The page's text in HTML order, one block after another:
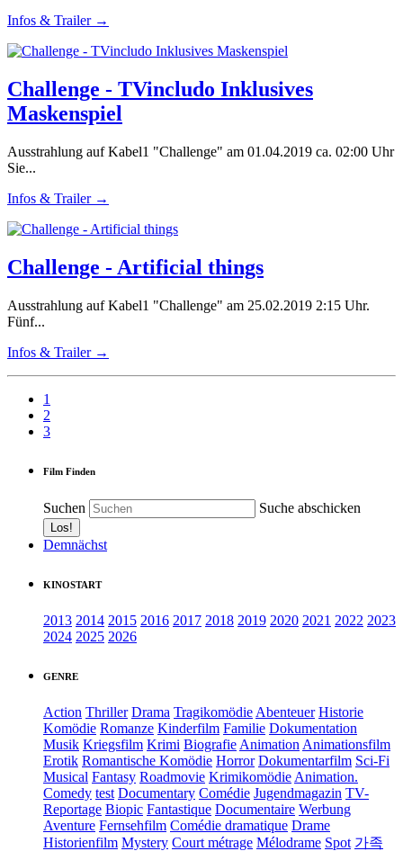
Infos & Trailer →
Challenge - TVincludo Inklusives
Maskenspiel
Ausstrahlung auf Kabel1 "Challenge" am 01.04.2019 ca. 02:00 Uhr
Sie...
Infos & Trailer →
Challenge - Artificial things
Ausstrahlung auf Kabel1 "Challenge" am 25.02.2019 2:15 Uhr.
Fünf...
Infos & Trailer →
1
2
3
Film Finden
Suchen Suche abschicken
Demnächst
KINOSTART
2013 2014 2015 2016 2017 2018 2019 2020 2021 2022 2023
2024 2025 2026
GENRE
Action Thriller Drama Tragikomödie Abenteuer Historie
Komödie Romanze Kinderfilm Familie Dokumentation
Musik Kriegsfilm Krimi Biografie Animation Animationsfilm
Erotik Romantische Komödie Horror Dokumentarfilm Sci-Fi
Musical Fantasy Roadmovie Krimikomödie Animation.
Comedy test Documentary Comédie Jugendmagazin TV-
Reportage Biopic Fantastique Documentaire Werbung
Aventure Fernsehfilm Comédie dramatique Drame
Historienfilm Mystery Court métrage Mélodrame Spot 가족